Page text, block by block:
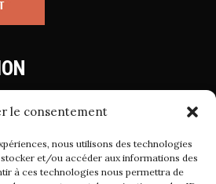
le consentement
nous utilisons des technologies
et/ou accéder aux informations des
à ces technologies nous permettra de
de Vente